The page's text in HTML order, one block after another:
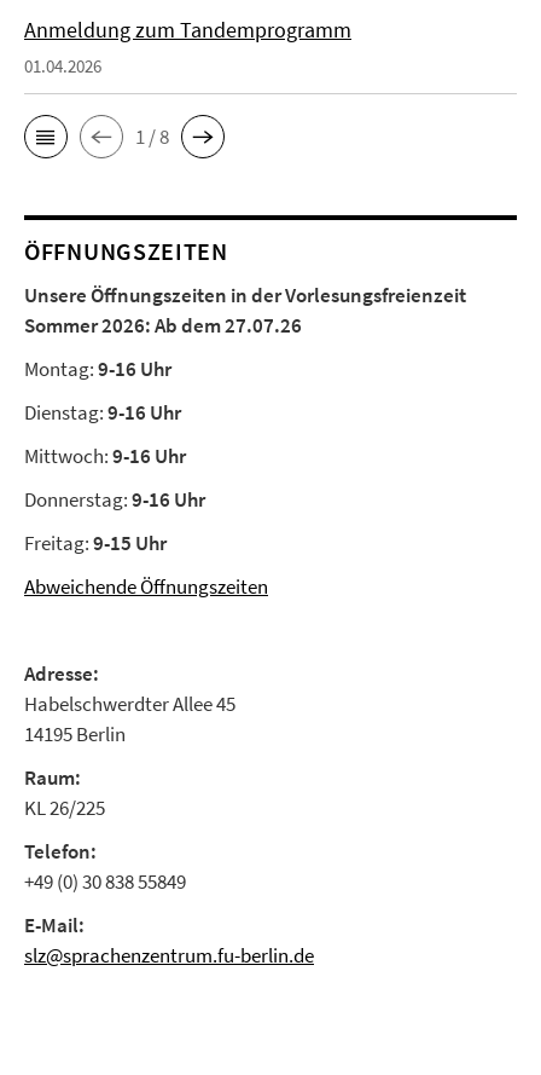
Anmeldung zum Tandemprogramm
01.04.2026
1 / 8
ÖFFNUNGSZEITEN
Unsere Öffnungszeiten in der Vorlesungsfreienzeit
Sommer 2026:Ab dem 27.07.26
Montag:9-16 Uhr
Dienstag:9-16 Uhr
Mittwoch:9-16 Uhr
Donnerstag:9-16 Uhr
Freitag:9-15 Uhr
Abweichende Öffnungszeiten
Adresse:
Habelschwerdter Allee 45
14195 Berlin
Raum:
KL 26/225
Telefon:
+49 (0) 30 838 55849
E-Mail:
slz@sprachenzentrum.fu-berlin.de